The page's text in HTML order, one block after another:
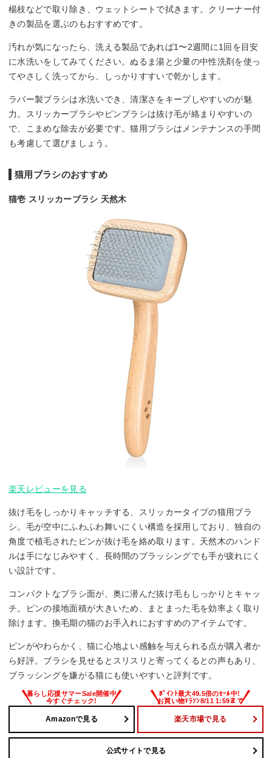
楊枝などで取り除き、ウェットシートで拭きます。クリーナー付
きの製品を選ぶのもおすすめです。
汚れが気になったら、洗える製品であれば1〜2週間に1回を目安
に水洗いをしてみてください。ぬるま湯と少量の中性洗剤を使っ
てやさしく洗ってから、しっかりすすいで乾かします。
ラバー製ブラシは水洗いでき、清潔さをキープしやすいのが魅
力。スリッカーブラシやピンブラシは抜け毛が絡まりやすいの
で、こまめな除去が必要です。猫用ブラシはメンテナンスの手間
も考慮して選びましょう。
猫用ブラシのおすすめ
猫壱 スリッカーブラシ 天然木
楽天レビューを見る
抜け毛をしっかりキャッチする、スリッカータイプの猫用ブラ
シ。毛が空中にふわふわ舞いにくい構造を採用しており、独自の
角度で植毛されたピンが抜け毛を絡め取ります。天然木のハンド
ルは手になじみやすく、長時間のブラッシングでも手が疲れにく
い設計です。
コンパクトなブラシ面が、奥に潜んだ抜け毛もしっかりとキャッ
チ。ピンの接地面積が大きいため、まとまった毛を効率よく取り
除けます。換毛期の猫のお手入れにおすすめのアイテムです。
ピンがやわらかく、猫に心地よい感触を与えられる点が購入者か
ら好評。ブラシを見せるとスリスリと寄ってくるとの声もあり、
ブラッシングを嫌がる猫にも使いやすいと評判です。
Amazonで見る 楽天市場で見る
公式サイトで見る